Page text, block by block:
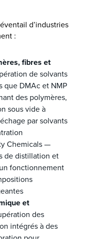
d’industries
:
fibres et
de solvants
que DMAc et NMP
des polymères,
sous vide à
par solvants
Chemicals —
de distillation et
fonctionnement
et
des
intégrés à des